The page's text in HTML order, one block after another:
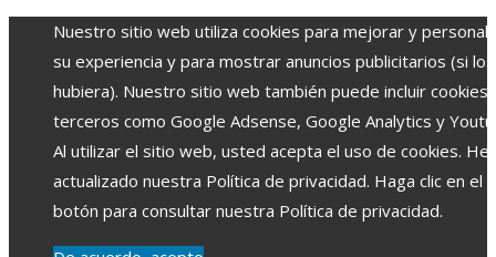
Nuestro sitio web utiliza cookies para mejorar y
su experiencia y para mostrar anuncios publicitarios (si los
hubiera). Nuestro sitio web también puede incluir cookies
terceros como Google Adsense, Google Analytics y
Al utilizar el sitio web, usted acepta el uso de cookies.
actualizado nuestra Política de privacidad. Haga clic en el
botón para consultar nuestra Política de privacidad.